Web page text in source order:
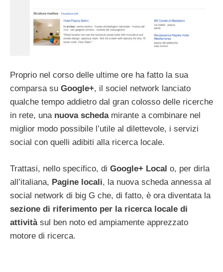
Proprio nel corso delle ultime ore ha fatto la sua
comparsa su Google+, il sociel network lanciato
qualche tempo addietro dal gran colosso delle ricerche
in rete, una nuova schedamirante a combinare nel
miglior modo possibile l’utile al dilettevole, i servizi
social con quelli adibiti alla ricerca locale.
Trattasi, nello specifico, di Google+ Local o, per dirla
all’italiana, Pagine locali, la nuova scheda annessa al
social network di big G che, di fatto, è ora diventata la
sezione di riferimento per la ricerca locale di
attivitàsul ben noto ed ampiamente apprezzato
motore di ricerca.